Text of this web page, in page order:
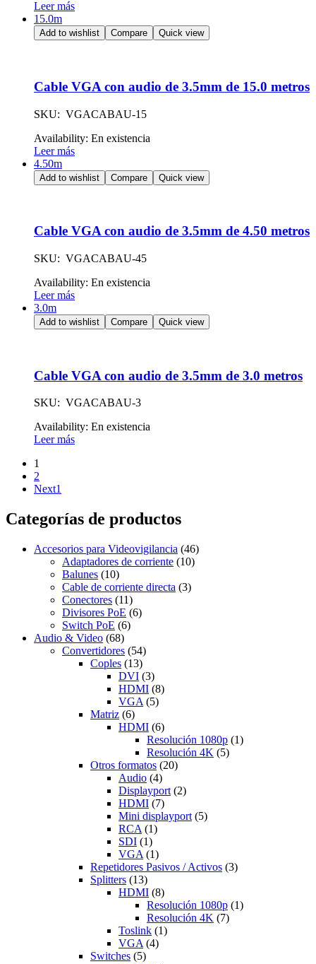
Leer más
15.0m
Add to wishlist Compare Quick view
Cable VGA con audio de 3.5mm de 15.0 metros
SKU: VGACABAU-15
Availability: En existencia
Leer más
4.50m
Add to wishlist Compare Quick view
Cable VGA con audio de 3.5mm de 4.50 metros
SKU: VGACABAU-45
Availability: En existencia
Leer más
3.0m
Add to wishlist Compare Quick view
Cable VGA con audio de 3.5mm de 3.0 metros
SKU: VGACABAU-3
Availability: En existencia
Leer más
1
2
Next1
Categorías de productos
Accesorios para Videovigilancia (46)
Adaptadores de corriente (10)
Balunes (10)
Cable de corriente directa (3)
Conectores (11)
Divisores PoE (6)
Switch PoE (6)
Audio & Video (68)
Convertidores (54)
Coples (13)
DVI (3)
HDMI (8)
VGA (5)
Matriz (6)
HDMI (6)
Resolución 1080p (1)
Resolución 4K (5)
Otros formatos (20)
Audio (4)
Displayport (2)
HDMI (7)
Mini displayport (5)
RCA (1)
SDI (1)
VGA (1)
Repetidores Pasivos / Activos (3)
Splitters (13)
HDMI (8)
Resolución 1080p (1)
Resolución 4K (7)
Toslink (1)
VGA (4)
Switches (5)